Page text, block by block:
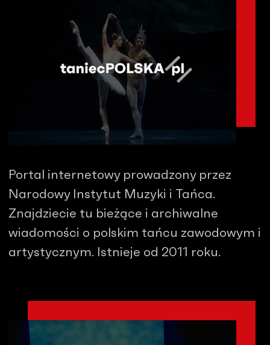
Portal internetowy prowadzony przez
Narodowy Instytut Muzyki i Tańca.
Znajdziecie tu bieżące i archiwalne
wiadomości o polskim tańcu zawodowym i
artystycznym. Istnieje od 2011 roku.